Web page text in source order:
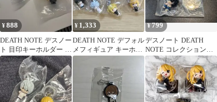
¥888
DEATH NOTE デスノー
ト 目印キーホルダー ニ
ア 弥 海砂
¥ 1,333
DEATH NOTE デフォル
メフィギュア キーホル
ダー 4種セット
¥799
デスノート DEATH
NOTE コレクションフ
ィギュアリッチ エル L